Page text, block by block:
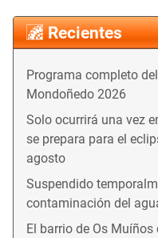
Recientes
Programa completo
Mondoñedo 2026
Solo ocurrirá una vez
se prepara para el
agosto
Suspendido
contaminación del
El barrio de Os